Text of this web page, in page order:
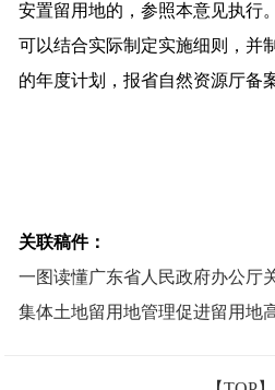
安置留用地的，参照本意见执行
可以结合实际制定实施细则，并
的年度计划，报省自然资源厅备
关联稿件：
一图读懂广东省人民政府办公厅
集体土地留用地管理促进留用地